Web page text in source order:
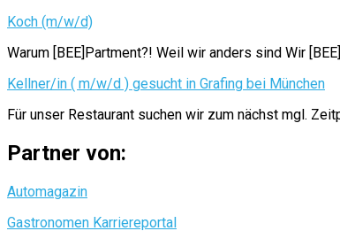
Koch (m/w/d)
Warum [BEE]Partment?! Weil wir anders sind Wir
Kellner/in ( m/w/d ) gesucht in Grafing bei München
Für unser Restaurant suchen wir zum nächst mgl.
Partner von:
Automagazin
Gastronomen Karriereportal